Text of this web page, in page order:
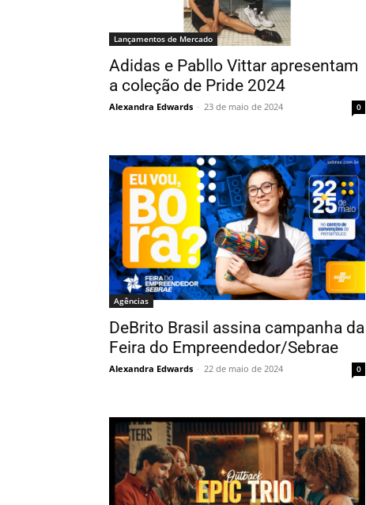
Lançamentos de Mercado
Adidas e Pabllo Vittar apresentam
a coleção de Pride 2024
Alexandra Edwards - 23 de maio de 2024 0
Agências
DeBrito Brasil assina campanha da
Feira do Empreendedor/Sebrae
Alexandra Edwards - 22 de maio de 2024 0